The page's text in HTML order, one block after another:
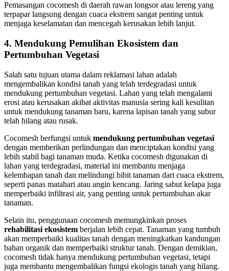
Pemasangan cocomesh di daerah rawan longsor atau lereng yang
terpapar langsung dengan cuaca ekstrem sangat penting untuk
menjaga keselamatan dan mencegah kerusakan lebih lanjut.
4. Mendukung Pemulihan Ekosistem dan
Pertumbuhan Vegetasi
Salah satu tujuan utama dalam reklamasi lahan adalah
mengembalikan kondisi tanah yang telah terdegradasi untuk
mendukung pertumbuhan vegetasi. Lahan yang telah mengalami
erosi atau kerusakan akibat aktivitas manusia sering kali kesulitan
untuk mendukung tanaman baru, karena lapisan tanah yang subur
telah hilang atau rusak.
Cocomesh berfungsi untuk mendukung pertumbuhan vegetasi
dengan memberikan perlindungan dan menciptakan kondisi yang
lebih stabil bagi tanaman muda. Ketika cocomesh digunakan di
lahan yang terdegradasi, material ini membantu menjaga
kelembapan tanah dan melindungi bibit tanaman dari cuaca ekstrem,
seperti panas matahari atau angin kencang. Jaring sabut kelapa juga
memperbaiki infiltrasi air, yang penting untuk pertumbuhan akar
tanaman.
Selain itu, penggunaan cocomesh memungkinkan proses
rehabilitasi ekosistem berjalan lebih cepat. Tanaman yang tumbuh
akan memperbaiki kualitas tanah dengan meningkatkan kandungan
bahan organik dan memperbaiki struktur tanah. Dengan demikian,
cocomesh tidak hanya mendukung pertumbuhan vegetasi, tetapi
juga membantu mengembalikan fungsi ekologis tanah yang hilang.